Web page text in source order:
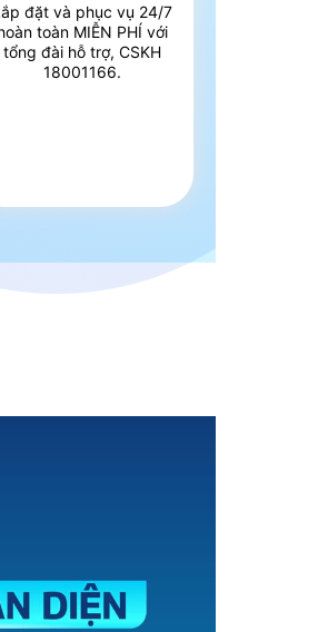
đặt và phục vụ 24/7
toàn MIỄN PHÍ với
tổng đài hỗ trợ, CSKH
18001166.